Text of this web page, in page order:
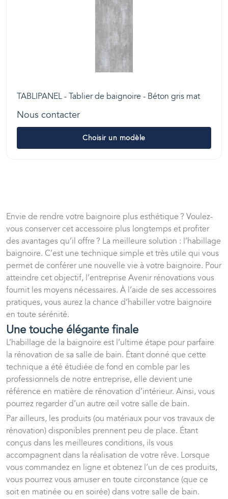
TABLIPANEL - Tablier de baignoire - Béton gris mat
Nous contacter
Choisir un modèle
Envie de rendre votre baignoire plus esthétique ? Voulez-
vous conserver cet accessoire plus longtemps et profiter
des avantages qu’il offre ? La meilleure solution : l’habillage
baignoire. C’est une technique simple et très utile qui vous
permet de conférer une nouvelle vie à votre baignoire. Pour
atteindre cet objectif, l’entreprise Avenir rénovations vous
fournit les moyens nécessaires. À l’aide de ses accessoires
pratiques, vous aurez la chance d’habiller votre baignoire
en toute sérénité.
Une touche élégante finale
L’habillage de la baignoire est l’ultime étape pour parfaire
la rénovation de sa salle de bain. Étant donné que cette
technique a été étudiée de fond en comble par les
professionnels de notre entreprise, elle devient une
référence en matière de rénovation d’intérieur. Ainsi, vous
pourrez regarder d’un autre œil votre salle de bain.
Par ailleurs, les produits (ou matériaux pour vos travauxde
rénovation) disponibles prennent peu de place. Étant
conçus dans les meilleures conditions, ils vous
accompagnent dans la réalisation de votre rêve. Lorsque
vouscommandez en ligne et obtenez l’un de ces produits,
vous pourrez vous amuser en toute circonstance (que ce
soit en matinée ou en soirée) dans votre salle de bain.